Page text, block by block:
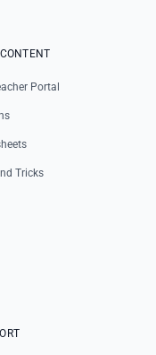
Portal
Tricks